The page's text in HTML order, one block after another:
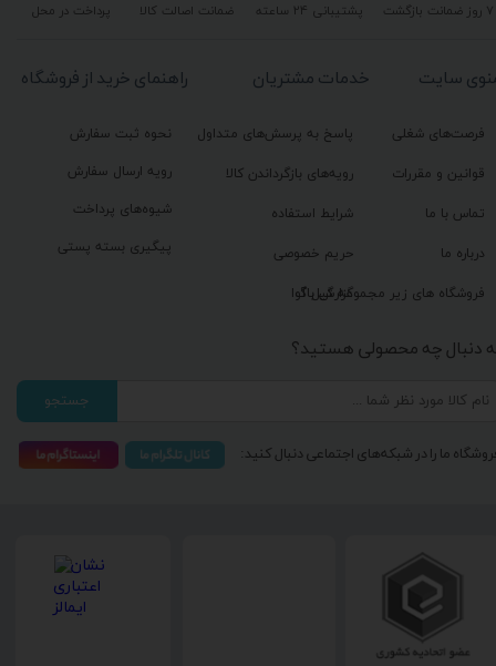
پشتیبانی ۲۴ ساعته پرداخت در محل ۷ روز ضمانت بازگشت ضمانت اصالت کالا
راهنمای خرید از فروشگاه
نحوه ثبت سفارش
رویه ارسال سفارش
شیوه‌های پرداخت
پیگیری بسته پستی
خدمات مشتریان
پاسخ به پرسش‌های متداول
رویه‌های بازگرداندن کالا
شرایط استفاده
حریم خصوصی
گزارش باگ
سایت
فرصت‌های شغلی
قوانین و مقررات
تماس با ما
درباره ما
فروشگاه های زیر مجموعه گیل آوا
دنبال چه محصولی هستید؟
جستجو
ما را در شبکه‌های اجتماعی دنبال کنید: